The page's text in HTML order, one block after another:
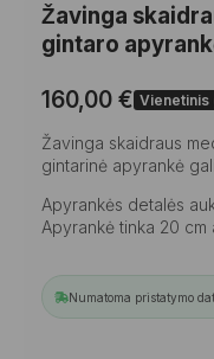
Žavinga
gintaro
160,00 € Vienetinis
Žavinga skaidraus
gintarinė apyrankė
Apyrankės detalės
Apyrankė tinka 20 cm
Numatoma pristatymo